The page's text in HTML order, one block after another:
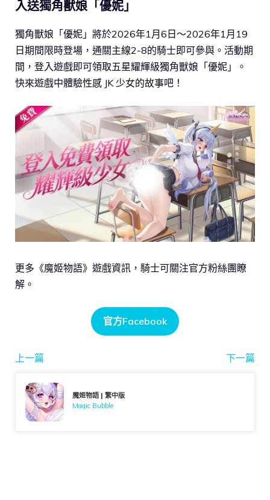
入送獨角獸娘「優妮」
獨角獸娘「優妮」將於2026年1月6日～2026年1月19
日期間限時登場，通關主線2-8的騎士即可參與。活動期
間，登入遊戲即可領取五星耀輝級獨角獸娘「優妮」。
快來遊戲中體驗性感 JK 少女的故事吧！
更多《魔姬物語》遊戲資訊，騎士可關注官方粉絲團瞭
解。
官方Facebook
上一篇 下一篇
魔姬物語 | 繁中版
Magic Bubble